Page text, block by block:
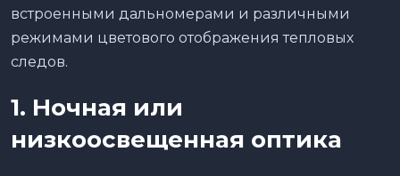
встроенными дальномерами и различными
режимами цветового отображения тепловых
следов.
1. Ночная или
низкоосвещенная оптика